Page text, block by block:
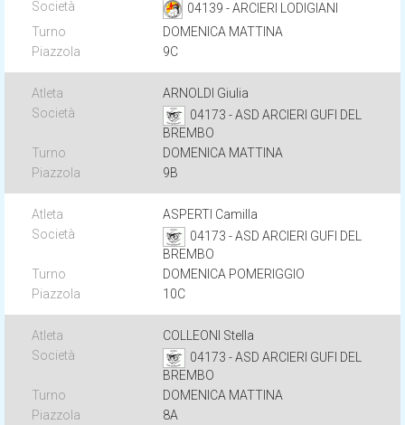
04139 - ARCIERI LODIGIANI
DOMENICA MATTINA
9C
ARNOLDI Giulia
04173 - ASD ARCIERI GUFI DEL
BREMBO
DOMENICA MATTINA
9B
ASPERTI Camilla
04173 - ASD ARCIERI GUFI DEL
BREMBO
DOMENICA POMERIGGIO
10C
COLLEONI Stella
04173 - ASD ARCIERI GUFI DEL
BREMBO
DOMENICA MATTINA
8A